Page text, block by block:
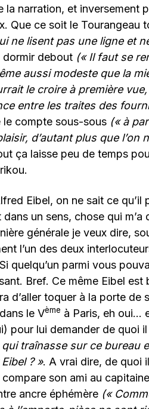
la narration, et inversement
Que ce soit le Tourangeau
ne lisent pas une ligne et
dormir debout (« Il faut se
aussi modeste que la
le croire à première
entre les traites des
le compte sous-sous (« à
d’autant plus que l’on
ça laisse peu de temps
Eibel, on ne sait ce
dans un sens, chose qui
générale je veux dire,
l’un des deux
quelqu’un parmi vous
Bref. Ce même Eibel est
d’aller toquer à la porte de
le Vème à Paris, eh oui…
pour lui demander de quoi
traînasse sur ce bureau
? ». A vrai dire, de quoi
compare son ami au
ancre éphémère («